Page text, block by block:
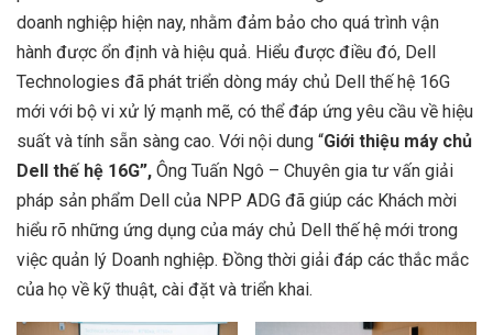
doanh nghiệp hiện nay, nhằm đảm bảo cho quá trình vận
hành được ổn định và hiệu quả. Hiểu được điều đó, Dell
Technologies đã phát triển dòng máy chủ Dell thế hệ 16G
mới với bộ vi xử lý mạnh mẽ, có thể đáp ứng yêu cầu về hiệu
suất và tính sẵn sàng cao. Với nội dung “Giới thiệu máy chủ
Dell thế hệ 16G”, Ông Tuấn Ngô – Chuyên gia tư vấn giải
pháp sản phẩm Dell của NPP ADG đã giúp các Khách mời
hiểu rõ những ứng dụng của máy chủ Dell thế hệ mới trong
việc quản lý Doanh nghiệp. Đồng thời giải đáp các thắc mắc
của họ về kỹ thuật, cài đặt và triển khai.